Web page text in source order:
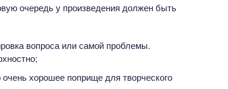
очередь у произведения должен быть
вопроса или самой проблемы.
хорошее поприще для творческого